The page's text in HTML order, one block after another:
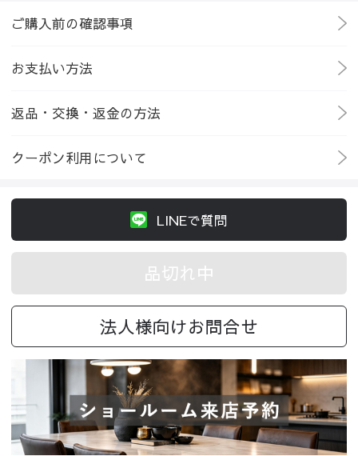
ご購入前の確認事項
お支払い方法
返品・交換・返金の方法
クーポン利用について
LINEで質問
品切れ中
法人様向けお問合せ